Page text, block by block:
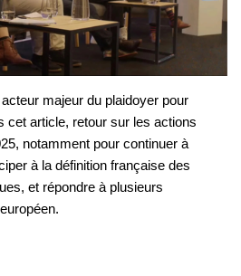
majeur du plaidoyer pour
cet article, retour sur les actions
notamment pour continuer à
à la définition française des
et répondre à plusieurs